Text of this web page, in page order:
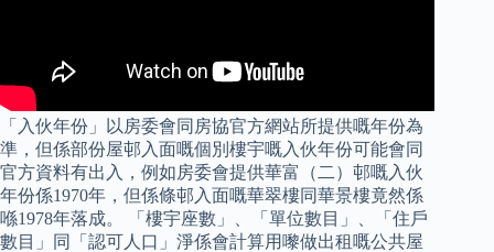
「入伙年份」以房委會同房協官方網站所提供嘅年份為
準，但係部份屋邨入面嘅個別樓宇嘅入伙年份可能會同
官方資料有出入，例如房委會提供華富（二）邨嘅入伙
年份係1970年，但係條邨入面嘅華翠樓同華景樓竟然係
喺1978年落成。 「樓宇座數」、「單位數目」、「住戶
數目」同「認可人口」淨係會計算用嚟做出租嘅公共屋